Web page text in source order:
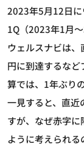
2023年5月12日
1Q（2023年1月
ウェルスナビは
円に到達するな
算では、1年ぶり
一見すると、直近
すが、なぜ赤字
ように考えられる